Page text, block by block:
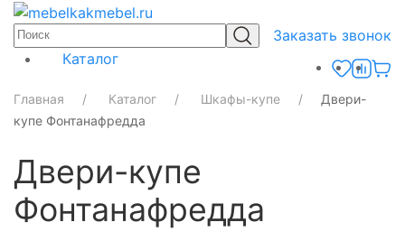
Заказать звонок
Каталог
Главная Каталог Шкафы-купе
Двери-
купе Фонтанафредда
Двери-купе
Фонтанафредда